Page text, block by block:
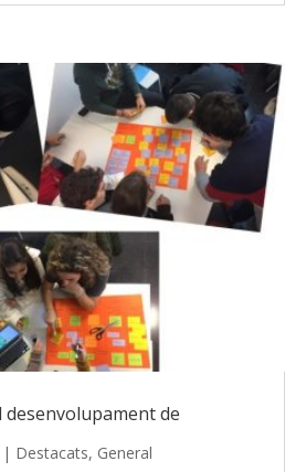
de
| Destacats, General